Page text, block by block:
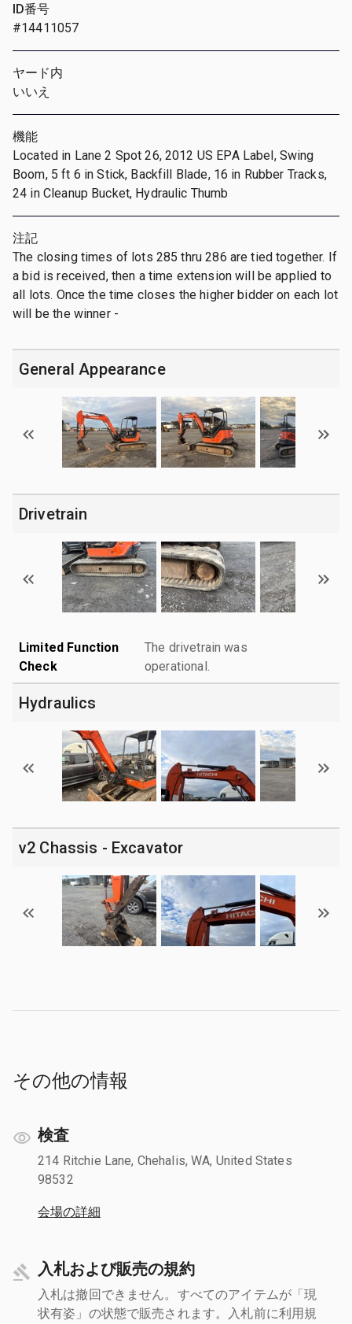
ID番号
#14411057
ヤード内
いいえ
機能
Located in Lane 2 Spot 26, 2012 US EPA Label, Swing
Boom, 5 ft 6 in Stick, Backfill Blade, 16 in Rubber Tracks,
24 in Cleanup Bucket, Hydraulic Thumb
注記
The closing times of lots 285 thru 286 are tied together. If
a bid is received, then a time extension will be applied to
all lots. Once the time closes the higher bidder on each lot
will be the winner -
General Appearance
Drivetrain
Limited Function
Check
The drivetrain was
operational.
Hydraulics
v2 Chassis - Excavator
その他の情報
検査
214 Ritchie Lane, Chehalis, WA, United States
98532
会場の詳細
入札および販売の規約
入札は撤回できません。すべてのアイテムが「現
状有姿」の状態で販売されます。入札前に利用規